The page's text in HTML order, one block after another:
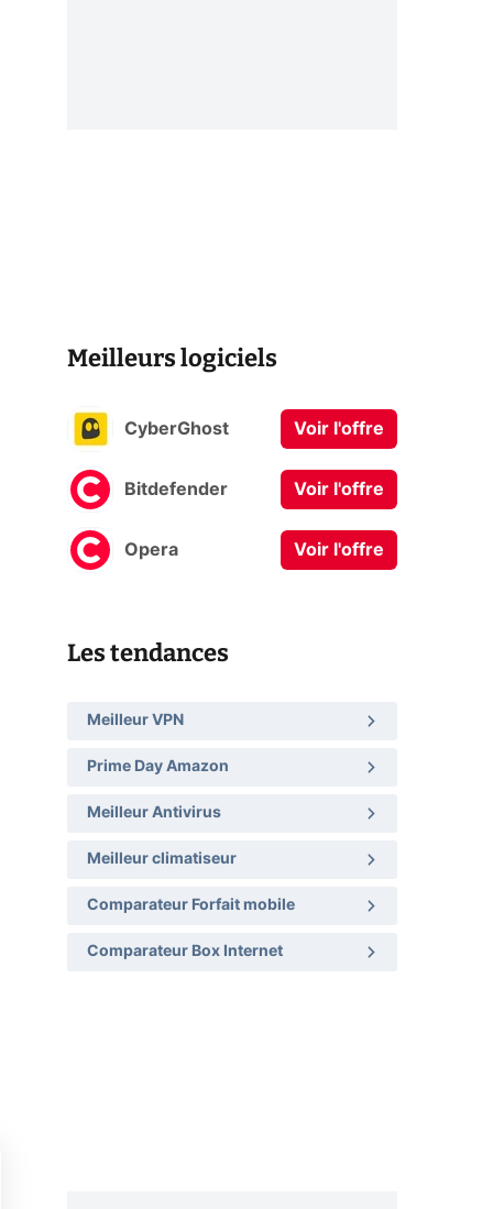
Meilleurs logiciels
CyberGhost Voir l'offre
Bitdefender Voir l'offre
Opera Voir l'offre
Les tendances
Meilleur VPN
Prime Day Amazon
Meilleur Antivirus
Meilleur climatiseur
Comparateur Forfait mobile
Comparateur Box Internet